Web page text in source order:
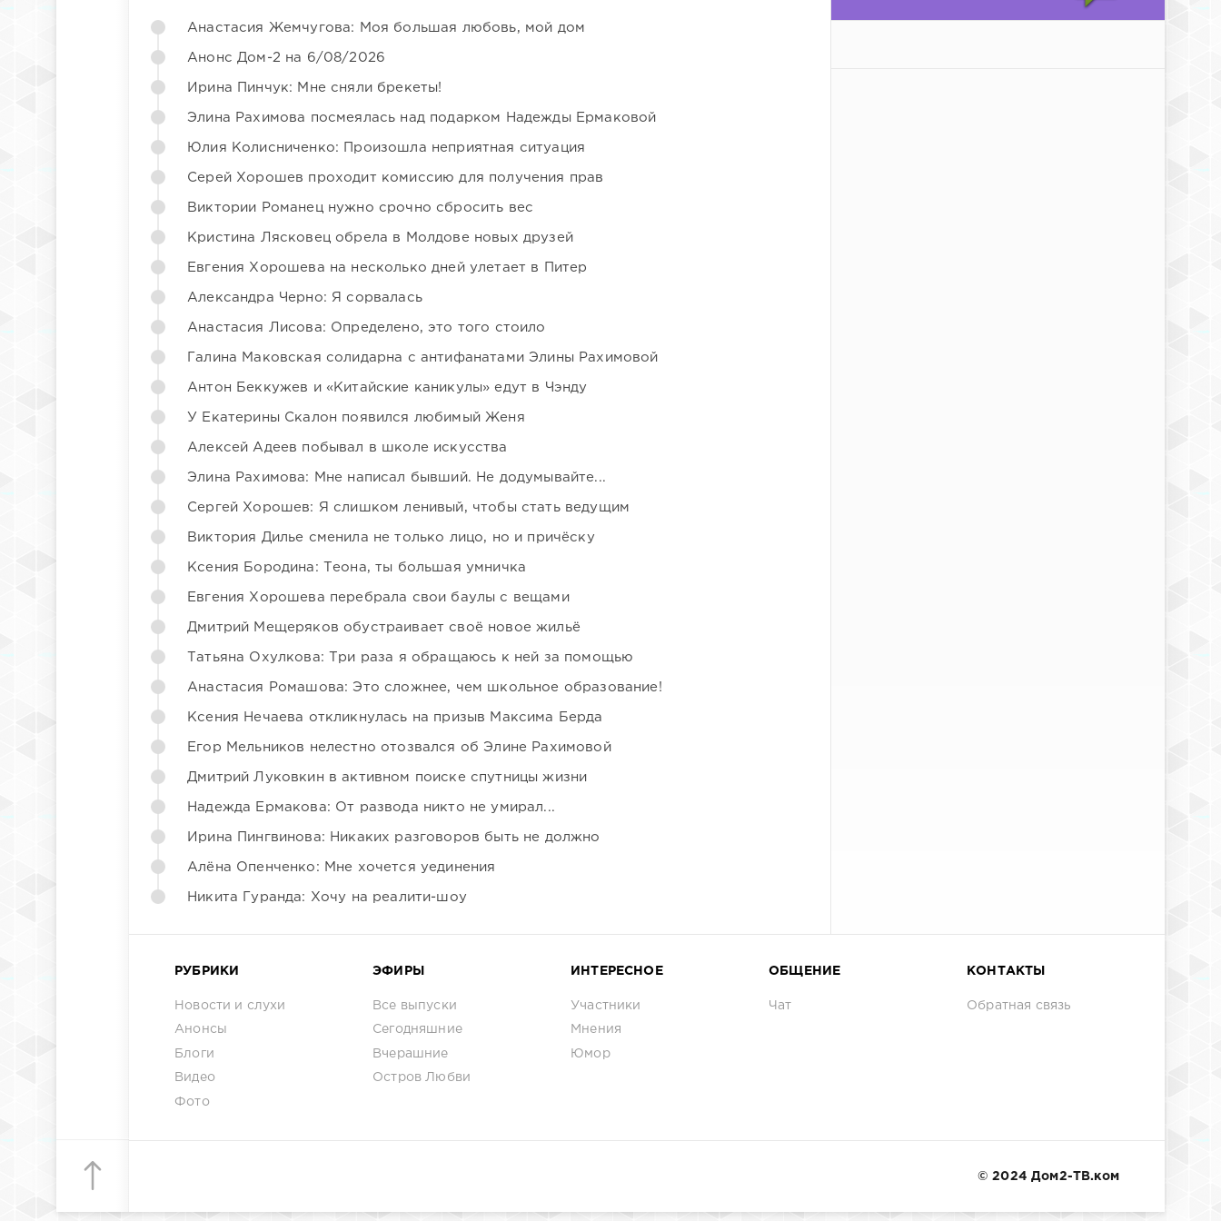
Анастасия Жемчугова: Моя большая любовь, мой дом
Анонс Дом-2 на 6/08/2026
Ирина Пинчук: Мне сняли брекеты!
Элина Рахимова посмеялась над подарком Надежды Ермаковой
Юлия Колисниченко: Произошла неприятная ситуация
Серей Хорошев проходит комиссию для получения прав
Виктории Романец нужно срочно сбросить вес
Кристина Лясковец обрела в Молдове новых друзей
Евгения Хорошева на несколько дней улетает в Питер
Александра Черно: Я сорвалась
Анастасия Лисова: Определено, это того стоило
Галина Маковская солидарна с антифанатами Элины Рахимовой
Антон Беккужев и «Китайские каникулы» едут в Чэнду
У Екатерины Скалон появился любимый Женя
Алексей Адеев побывал в школе искусства
Элина Рахимова: Мне написал бывший. Не додумывайте...
Сергей Хорошев: Я слишком ленивый, чтобы стать ведущим
Виктория Дилье сменила не только лицо, но и причёску
Ксения Бородина: Теона, ты большая умничка
Евгения Хорошева перебрала свои баулы с вещами
Дмитрий Мещеряков обустраивает своё новое жильё
Татьяна Охулкова: Три раза я обращаюсь к ней за помощью
Анастасия Ромашова: Это сложнее, чем школьное образование!
Ксения Нечаева откликнулась на призыв Максима Берда
Егор Мельников нелестно отозвался об Элине Рахимовой
Дмитрий Луковкин в активном поиске спутницы жизни
Надежда Ермакова: От развода никто не умирал...
Ирина Пингвинова: Никаких разговоров быть не должно
Алёна Опенченко: Мне хочется уединения
Никита Гуранда: Хочу на реалити-шоу
РУБРИКИ
Новости и слухи
Анонсы
Блоги
Видео
Фото
ЭФИРЫ
Все выпуски
Сегодняшние
Вчерашние
Остров Любви
ИНТЕРЕСНОЕ
Участники
Мнения
Юмор
ОБЩЕНИЕ
Чат
КОНТАКТЫ
Обратная связь
© 2024 Дом2-ТВ.ком